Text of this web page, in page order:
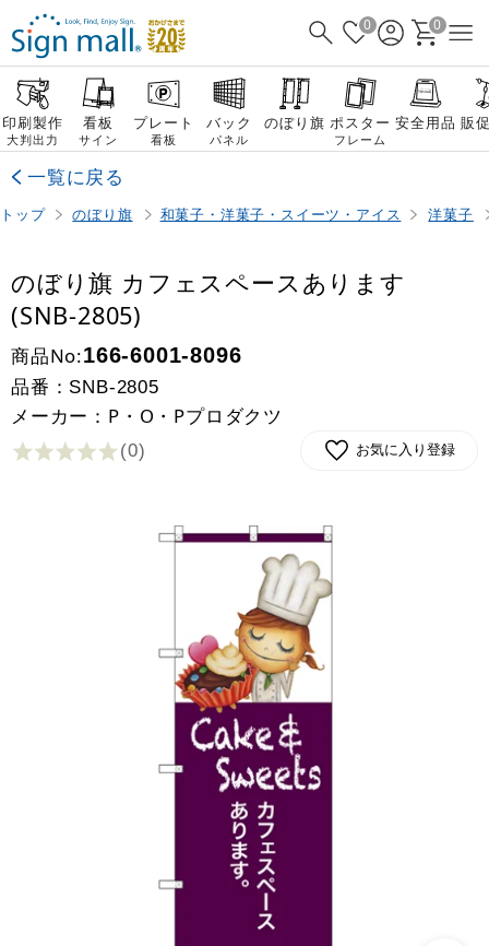
0 0
印刷製作
大判出力
看板
サイン
プレート
看板
バック
パネル
のぼり旗 ポスター
フレーム
安全用品 販
一覧に戻る
トップ のぼり旗 和菓子・洋菓子・スイーツ・アイス 洋菓子
のぼり旗 カフェスペースあります
(SNB-2805)
商品No:166-6001-8096
品番： SNB-2805
メーカー：P・O・Pプロダクツ
(0) お気に入り登録